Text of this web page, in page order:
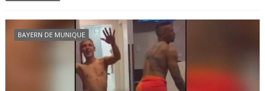
BAYERN DE MUNIQUE